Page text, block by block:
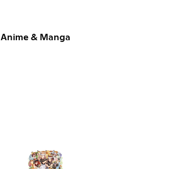
Anime & Manga